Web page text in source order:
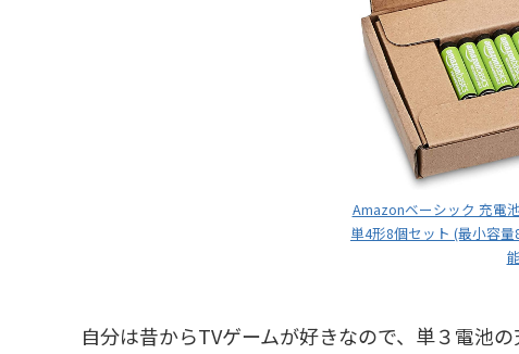
Amazonベーシック 充電
単4形8個セット (最小容
自分は昔からTVゲームが好きなので、単３電池